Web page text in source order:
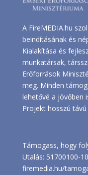
A FireMEDIA.hu
beindításának és
Kialakítása és
munkatársak,
Erőforrások
meg. Minden
lehetővé a jövőben
Projekt hosszú
Támogass, hogy
Utalás: 51700100-
firemedia.hu/